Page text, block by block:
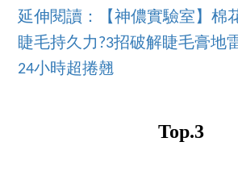
延伸閱讀：【神儂實驗室】棉
睫毛持久力?3招破解睫毛膏地
24小時超捲翹
Top.3